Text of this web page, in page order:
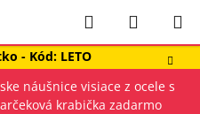
- Kód: LETO
Hľadať
KOŠÍK
náušnice visiace z ocele s
krabička zadarmo